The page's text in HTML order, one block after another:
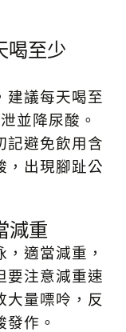
喝至少
建議每天喝至
並降尿酸。
記避免飲用含
，出現腳趾公
減重
適當減重，
要注意減重速
大量嘌呤，反
發作。